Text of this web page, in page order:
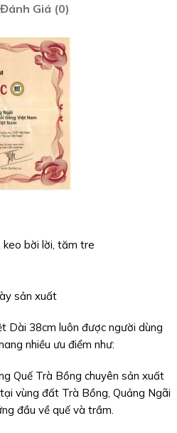
Đánh Giá (0)
bời lời, tăm tre
sản xuất
Dài 38cm luôn được người dùng
nhiều ưu điểm như:
Quế Trà Bồng chuyên sản xuất
vùng đất Trà Bồng, Quảng Ngãi
đầu về quế và trầm.